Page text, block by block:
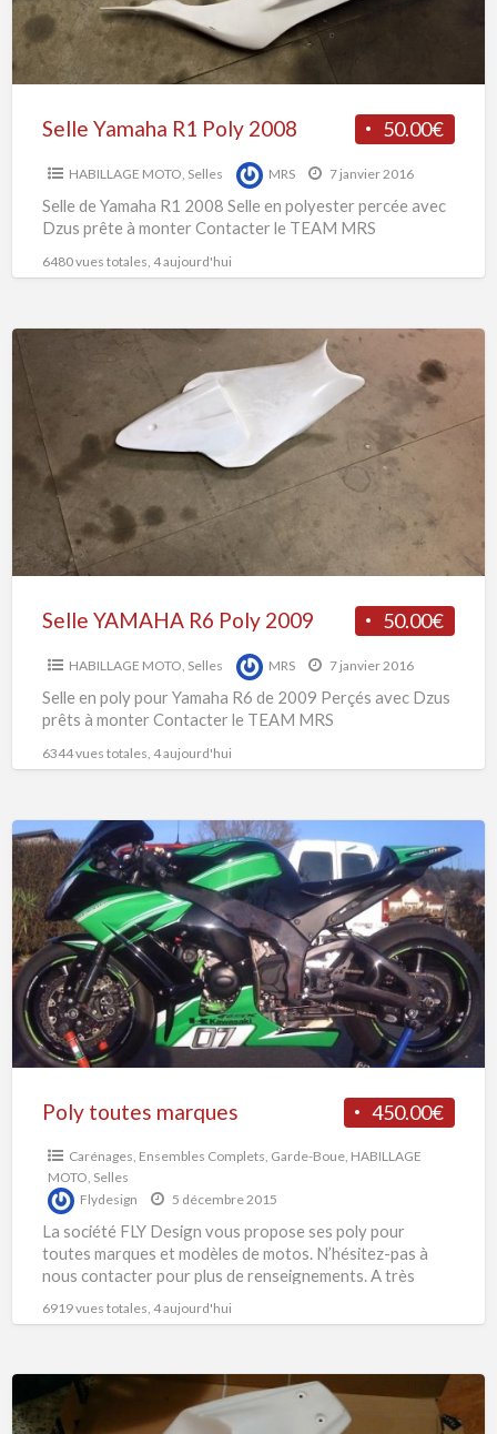
50.00€
Selle Yamaha R1 Poly 2008
HABILLAGE MOTO Selles MRS 7 janvier 2016
Selle de Yamaha R1 2008 Selle en polyester percée avec
Dzus prête à monter Contacter le TEAM MRS
6480 vues totales, 4 aujourd'hui
Selle
YAMAHA
R6
Poly
2009
50.00€
Selle YAMAHA R6 Poly 2009
HABILLAGE MOTO Selles MRS 7 janvier 2016
Selle en poly pour Yamaha R6 de 2009 Perçés avec Dzus
prêts à monter Contacter le TEAM MRS
6344 vues totales, 4 aujourd'hui
Poly
toutes
marques
450.00€
Poly toutes marques
Carénages Ensembles Complets Garde-Boue, HABILLAGE
MOTO Selles
Flydesign
5 décembre 2015
La société FLY Design vous propose ses poly pour
toutes marques et modèles de motos. N’hésitez-pas à
nous contacter pour plus de renseignements. A très
6919 vues totales, 4 aujourd'hui
Coque
arrière